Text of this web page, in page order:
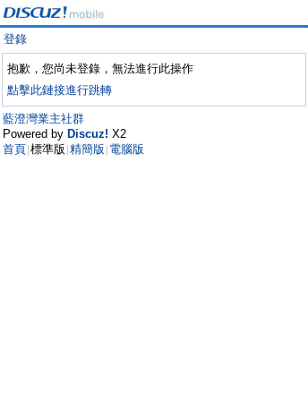
登錄
抱歉，您尚未登錄，無法進行此操作
點擊此鏈接進行跳轉
藍澄灣業主社群
Powered by Discuz! X2
首頁 標準版 精簡版 電腦版